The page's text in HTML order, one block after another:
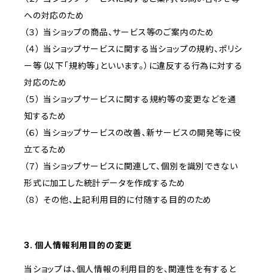
への対応のため
（３） 当ショップの商品、サービス等のご案内のため
（４） 当ショップサービスに関する当ショップの規約、ポリシ
ー等（以下「規約等」といいます。）に違反する行為に対する
対応のため
（５） 当ショップサービスに関する規約等の変更などを通
知するため
（６） 当ショップサービスの改善、新サービスの開発等に役
立てるため
（７） 当ショップサービスに関連して、個別を識別できない
形式に加工した統計データを作成するため
（８） その他、上記利用目的に付随する目的のため
3. 個人情報利用目的の変更
当ショップは、個人情報の利用目的を、関連性を有すると